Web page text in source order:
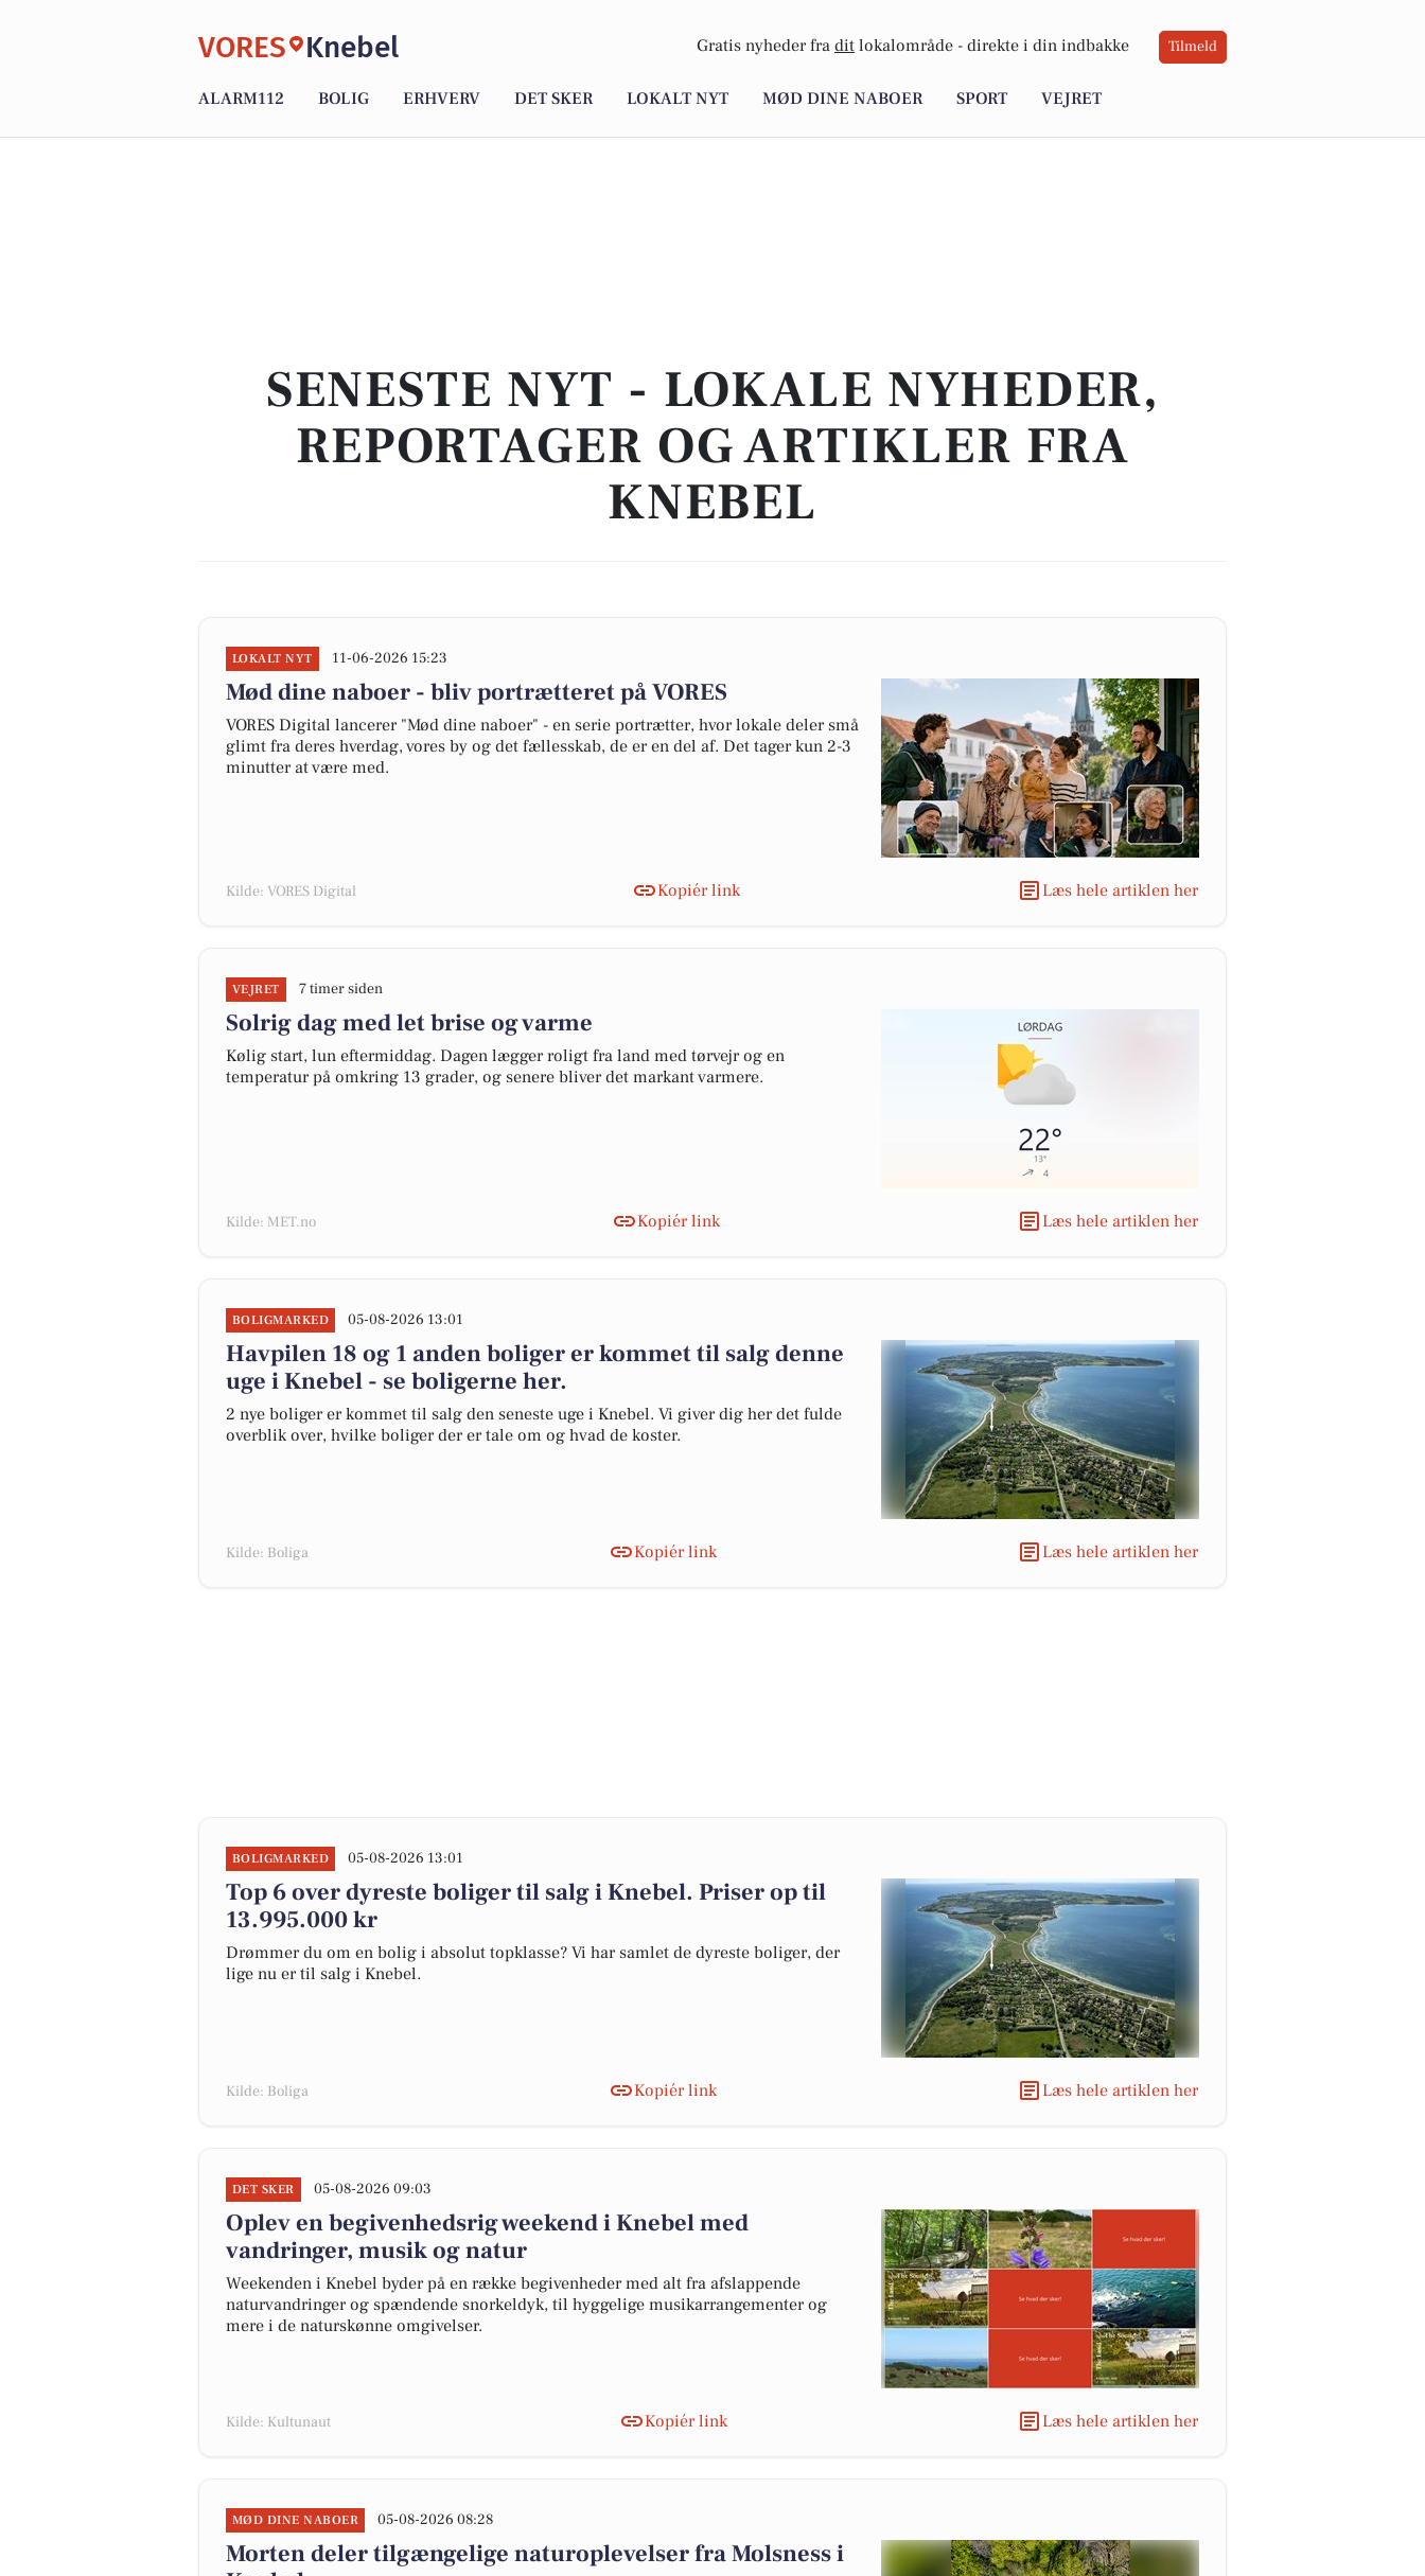
VORES Knebel Gratis nyheder fra dit lokalområde - direkte i din indbakke Tilmeld
ALARM112 BOLIG ERHVERV DET SKER LOKALT NYT MØD DINE NABOER SPORT VEJRET
SENESTE NYT - LOKALE NYHEDER,
REPORTAGER OG ARTIKLER FRA
KNEBEL
LOKALT NYT 11-06-2026 15:23
Mød dine naboer - bliv portrætteret på VORES
VORES Digital lancerer "Mød dine naboer" - en serie portrætter, hvor lokale deler små
glimt fra deres hverdag, vores by og det fællesskab, de er en del af. Det tager kun 2-3
minutter at være med.
Kilde: VORES Digital Kopiér link Læs hele artiklen her
VEJRET 7 timer siden
Solrig dag med let brise og varme
Kølig start, lun eftermiddag. Dagen lægger roligt fra land med tørvejr og en
temperatur på omkring 13 grader, og senere bliver det markant varmere.
Kilde: MET.no Kopiér link Læs hele artiklen her
BOLIGMARKED 05-08-2026 13:01
Havpilen 18 og 1 anden boliger er kommet til salg denne
uge i Knebel - se boligerne her.
2 nye boliger er kommet til salg den seneste uge i Knebel. Vi giver dig her det fulde
overblik over, hvilke boliger der er tale om og hvad de koster.
Kilde: Boliga Kopiér link Læs hele artiklen her
BOLIGMARKED 05-08-2026 13:01
Top 6 over dyreste boliger til salg i Knebel. Priser op til
13.995.000 kr
Drømmer du om en bolig i absolut topklasse? Vi har samlet de dyreste boliger, der
lige nu er til salg i Knebel.
Kilde: Boliga Kopiér link Læs hele artiklen her
DET SKER 05-08-2026 09:03
Oplev en begivenhedsrig weekend i Knebel med
vandringer, musik og natur
Weekenden i Knebel byder på en række begivenheder med alt fra afslappende
naturvandringer og spændende snorkeldyk, til hyggelige musikarrangementer og
mere i de naturskønne omgivelser.
Kilde: Kultunaut Kopiér link Læs hele artiklen her
MØD DINE NABOER 05-08-2026 08:28
Morten deler tilgængelige naturoplevelser fra Molsness i